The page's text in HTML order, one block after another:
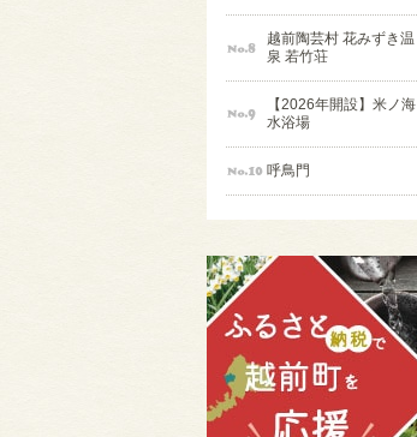
越前陶芸村 花みずき温
泉 若竹荘
【2026年開設】米ノ海
水浴場
呼鳥門